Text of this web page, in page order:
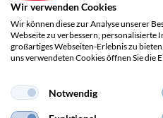
Brands
Haftungsausschluss
Wir verwenden Cookies
Wir können diese zur Analyse unserer
Webseite zu verbessern, personalisierte
großartiges Webseiten-Erlebnis zu
uns verwendeten Cookies öffnen Sie die
Notwendig